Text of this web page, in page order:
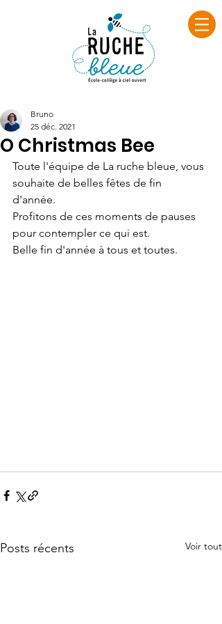
O Christmas Bee
Bruno
25 déc. 2021
Toute l'équipe de La ruche bleue, vous
souhaite de belles fêtes de fin
d'année.
Profitons de ces moments de pauses
pour contempler ce qui est.
Belle fin d'année à tous et toutes.
Posts récents Voir tout